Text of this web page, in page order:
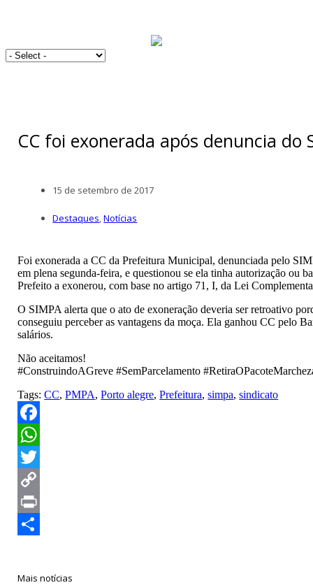
CC foi exonerada após denuncia do
15 de setembro de 2017
Destaques,Notícias
Foi exonerada a CC da Prefeitura Municipal, denunciada pelo
em plena segunda-feira, e questionou se ela tinha autorização ou
Prefeito a exonerou, com base no artigo 71, I, da Lei
O SIMPA alerta que o ato de exoneração deveria ser retroativo
conseguiu perceber as vantagens da moça. Ela ganhou CC pelo
salários.
Não aceitamos!
#ConstruindoAGreve #SemParcelamento
Tags:CC,PMPA,Porto alegre,Prefeitura,simpa,sindicato
Facebook
WhatsApp
Twitter
Copy
Link
Print
Mais notícias